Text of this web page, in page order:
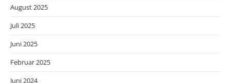
August 2025
Juli 2025
Juni 2025
Februar 2025
Juni 2024